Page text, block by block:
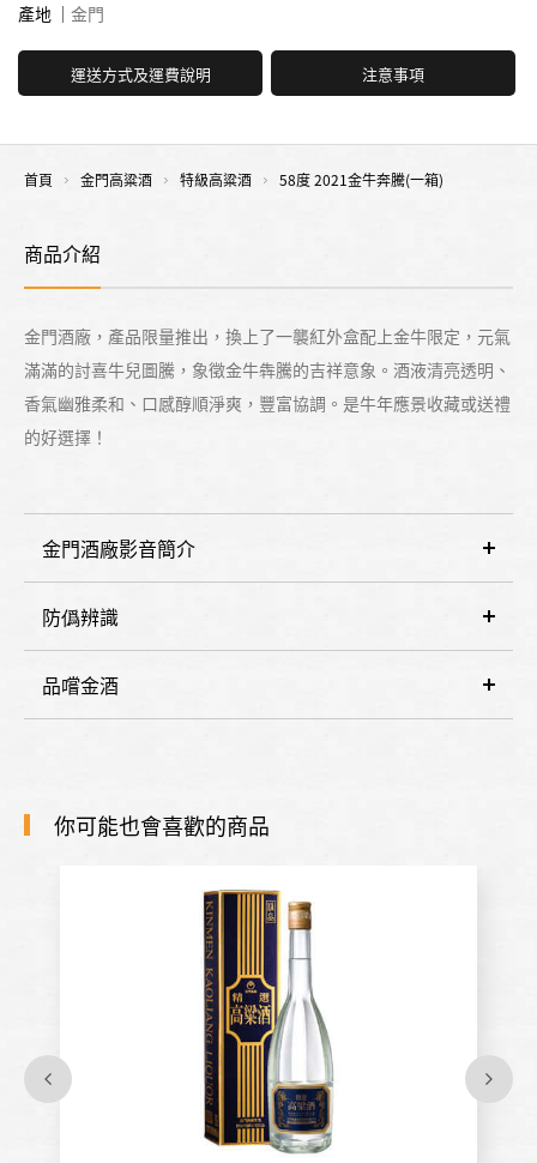
產地
金門
運送方式及運費說明 注意事項
首頁 金門高粱酒 特級高粱酒 58度 2021金牛奔騰(一箱)
商品介紹
金門酒廠，產品限量推出，換上了一襲紅外盒配上金牛限定，元氣
滿滿的討喜牛兒圖騰，象徵金牛犇騰的吉祥意象。酒液清亮透明、
香氣幽雅柔和、口感醇順淨爽，豐富協調。是牛年應景收藏或送禮
的好選擇！
金門酒廠影音簡介
防僞辨識
品嚐金酒
你可能也會喜歡的商品